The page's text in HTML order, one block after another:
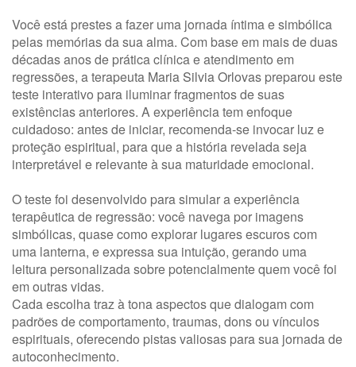
Você está prestes a fazer uma jornada íntima e simbólica
pelas memórias da sua alma. Com base em mais de duas
décadas anos de prática clínica e atendimento em
regressões, a terapeuta Maria Silvia Orlovas preparou este
teste interativo para iluminar fragmentos de suas
existências anteriores. A experiência tem enfoque
cuidadoso: antes de iniciar, recomenda-se invocar luz e
proteção espiritual, para que a história revelada seja
interpretável e relevante à sua maturidade emocional.
O teste foi desenvolvido para simular a experiência
terapêutica de regressão: você navega por imagens
simbólicas, quase como explorar lugares escuros com
uma lanterna, e expressa sua intuição, gerando uma
leitura personalizada sobre potencialmente quem você foi
em outras vidas.
Cada escolha traz à tona aspectos que dialogam com
padrões de comportamento, traumas, dons ou vínculos
espirituais, oferecendo pistas valiosas para sua jornada de
autoconhecimento.